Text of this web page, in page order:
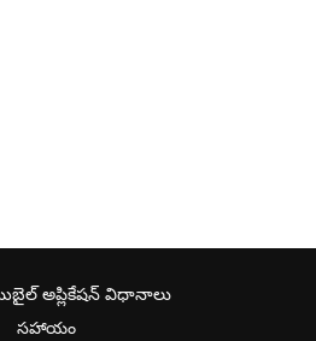
అప్లికేషన్ విధానాలు
సహాయం